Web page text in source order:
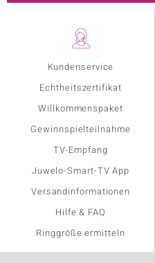
Kundenservice
Echtheitszertifikat
Willkommenspaket
Gewinnspielteilnahme
TV-Empfang
Juwelo-Smart-TV App
Versandinformationen
Hilfe & FAQ
Ringgröße ermitteln